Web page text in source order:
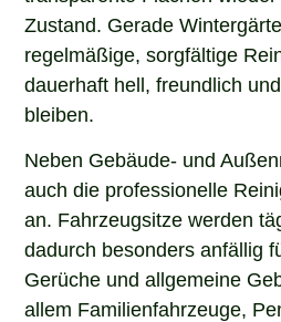
Zustand. Gerade
regelmäßige, sorgfältige
dauerhaft hell, freundlich
bleiben.
Neben Gebäude- und
auch die professionelle
an. Fahrzeugsitze werden
dadurch besonders anfällig
Gerüche und allgemeine
allem Familienfahrzeuge,